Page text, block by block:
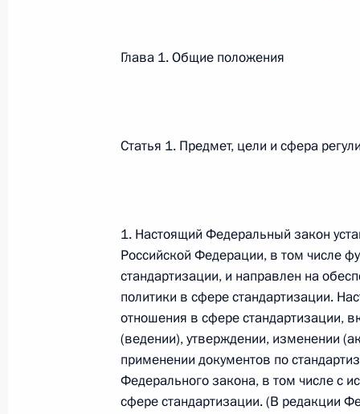
Федеральный закон от
О внесении изменений в Трудовой
26 июля 2026 года
Федеральный закон от
О внесении изменений в Федеральный
26 июля 2026 года
Глава 1. Общие положения
Статья 1. Предмет, цели и сфера
1. Настоящий Федеральный закон
Российской Федерации, в том числе
стандартизации, и направлен на
политики в сфере стандартизации.
отношения в сфере стандартизации,
(ведении), утверждении, изменении
применении документов по
Федерального закона, в том числе с
сфере стандартизации. (В редакции